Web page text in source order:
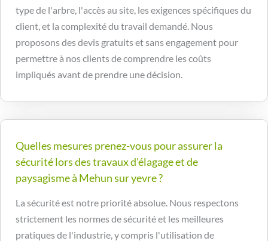
type de l'arbre, l'accès au site, les exigences spécifiques du
client, et la complexité du travail demandé. Nous
proposons des devis gratuits et sans engagement pour
permettre à nos clients de comprendre les coûts
impliqués avant de prendre une décision.
Quelles mesures prenez-vous pour assurer la
sécurité lors des travaux d'élagage et de
paysagisme à Mehun sur yevre ?
La sécurité est notre priorité absolue. Nous respectons
strictement les normes de sécurité et les meilleures
pratiques de l'industrie, y compris l'utilisation de